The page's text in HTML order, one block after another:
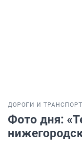
ДОРОГИ И ТРАНСПОРТ
Фото дня: